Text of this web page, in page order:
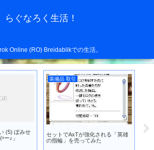
らぐなろく生活！
Online (RO) Breidablikでの生活。
(5) ぽみせ
ー♪」
装備品 取引
セットでAxTが強化される「英雄
の指輪」を売ってみた